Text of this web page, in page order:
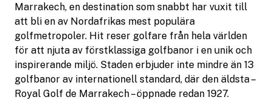
Marrakech, en destination som snabbt har vuxit till
att bli en av Nordafrikas mest populära
golfmetropoler. Hit reser golfare från hela världen
för att njuta av förstklassiga golfbanor i en unik och
inspirerande miljö. Staden erbjuder inte mindre än 13
golfbanor av internationell standard, där den äldsta –
Royal Golf de Marrakech – öppnade redan 1927.